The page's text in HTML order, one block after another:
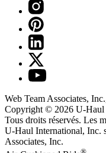
Web Team Associates,
Copyright © 2026 U-Haul
Tous droits réservés. Les
U-Haul International, Inc.
Associates, Inc.